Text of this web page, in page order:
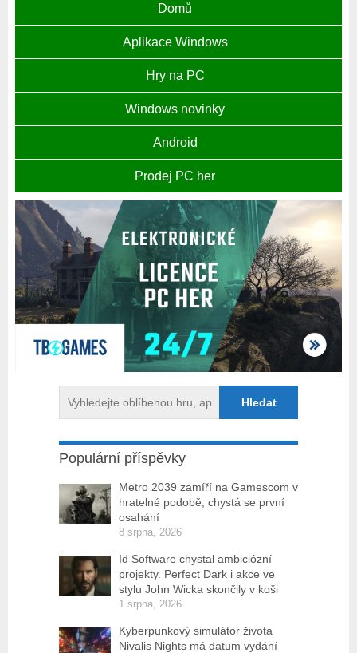
Domů
Aplikace Windows
Hry na PC
Windows novinky
Android
Prodej PC her
Populární příspěvky
Metro 2039 zamíří na Gamescom v
hratelné podobě, chystá se první
osahání
8 srpna, 2026
Id Software chystal ambiciózní
projekty. Perfect Dark i akce ve
stylu John Wicka skončily v koši
1 srpna, 2026
Kyberpunkový simulátor života
Nivalis Nights má datum vydání